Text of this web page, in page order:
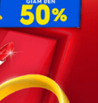
tin liên quan đến
hành nhằm giúp